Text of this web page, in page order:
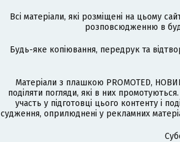
Всі матеріали, які розміщені на цьому
розповсюдженню в
Будь-яке копіювання, передрук та
Матеріали з плашкою PROMOTED,
поділяти погляди, які в них
участь у підготовці цього контенту і
судження, оприлюднені у рекламних